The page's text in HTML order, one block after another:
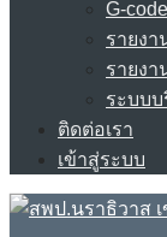
G-
รายงา
รายง
ระบบบ
ติดต่อเรา
เข้าสู่ระบบ